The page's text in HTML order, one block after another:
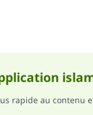
rapide au contenu